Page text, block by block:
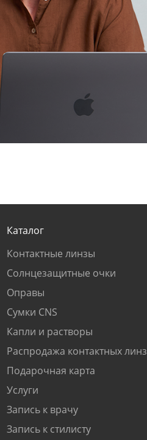
Каталог
Контактные линзы
Солнцезащитные очки
Оправы
Сумки CNS
Капли и растворы
Распродажа контактных линз
Подарочная карта
Услуги
Запись к врачу
Запись к стилисту